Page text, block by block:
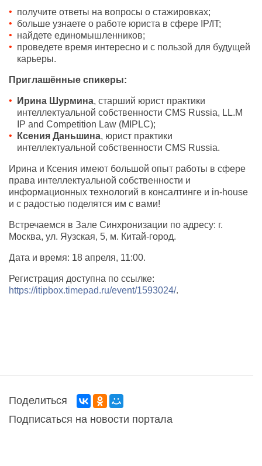
получите ответы на вопросы о стажировках;
больше узнаете о работе юриста в сфере IP/IT;
найдете единомышленников;
проведете время интересно и с пользой для будущей
карьеры.
Приглашённые спикеры:
Ирина Шурмина, старший юрист практики
интеллектуальной собственности CMS Russia, LL.M
IP and Competition Law (MIPLC);
Ксения Даньшина, юрист практики
интеллектуальной собственности CMS Russia.
Ирина и Ксения имеют большой опыт работы в сфере
права интеллектуальной собственности и
информационных технологий в консалтинге и in-house
и с радостью поделятся им с вами!
Встречаемся в Зале Cинхронизации по адресу: г.
Москва, ул. Яузская, 5, м. Китай-город.
Дата и время: 18 апреля, 11:00.
Регистрация доступна по ссылке:
https://itipbox.timepad.ru/event/1593024/.
Поделиться
Подписаться на новости портала